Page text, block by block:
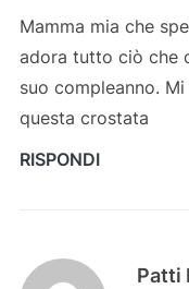
Mamma mia che
adora tutto ciò che
suo compleanno.
questa crostata
RISPONDI
Patti